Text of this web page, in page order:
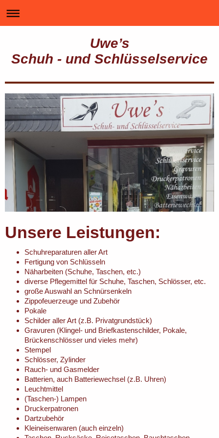
Uwe’s
Schuh - und Schlüsselservice
Unsere Leistungen:
Schuhreparaturen aller Art
Fertigung von Schlüsseln
Näharbeiten (Schuhe, Taschen, etc.)
diverse Pflegemittel für Schuhe, Taschen, Schlösser, etc.
große Auswahl an Schnürsenkeln
Zippofeuerzeuge und Zubehör
Pokale
Schilder aller Art (z.B. Privatgrundstück)
Gravuren (Klingel- und Briefkastenschilder, Pokale,
Brückenschlösser und vieles mehr)
Stempel
Schlösser, Zylinder
Rauch- und Gasmelder
Batterien, auch Batteriewechsel (z.B. Uhren)
Leuchtmittel
(Taschen-) Lampen
Druckerpatronen
Dartzubehör
Kleineisenwaren (auch einzeln)